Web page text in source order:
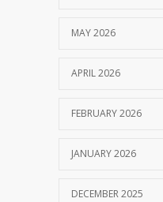
MAY 2026
APRIL 2026
FEBRUARY 2026
JANUARY 2026
DECEMBER 2025